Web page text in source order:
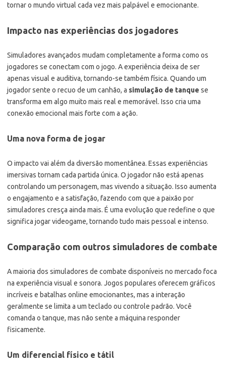
tornar o mundo virtual cada vez mais palpável e emocionante.
Impacto nas experiências dos jogadores
Simuladores avançados mudam completamente a forma como os
jogadores se conectam com o jogo. A experiência deixa de ser
apenas visual e auditiva, tornando-se também física. Quando um
jogador sente o recuo de um canhão, a simulação de tanque se
transforma em algo muito mais real e memorável. Isso cria uma
conexão emocional mais forte com a ação.
Uma nova forma de jogar
O impacto vai além da diversão momentânea. Essas experiências
imersivas tornam cada partida única. O jogador não está apenas
controlando um personagem, mas vivendo a situação. Isso aumenta
o engajamento e a satisfação, fazendo com que a paixão por
simuladores cresça ainda mais. É uma evolução que redefine o que
significa jogar videogame, tornando tudo mais pessoal e intenso.
Comparação com outros simuladores de combate
A maioria dos simuladores de combate disponíveis no mercado foca
na experiência visual e sonora. Jogos populares oferecem gráficos
incríveis e batalhas online emocionantes, mas a interação
geralmente se limita a um teclado ou controle padrão. Você
comanda o tanque, mas não sente a máquina responder
fisicamente.
Um diferencial físico e tátil